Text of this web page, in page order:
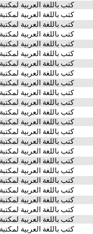
كتب باللغة العربية
كتب باللغة العربية
كتب باللغة العربية
كتب باللغة العربية
كتب باللغة العربية
كتب باللغة العربية
كتب باللغة العربية
كتب باللغة العربية
كتب باللغة العربية
كتب باللغة العربية
كتب باللغة العربية
كتب باللغة العربية
كتب باللغة العربية
كتب باللغة العربية
كتب باللغة العربية
كتب باللغة العربية
كتب باللغة العربية
كتب باللغة العربية
كتب باللغة العربية
كتب باللغة العربية
كتب باللغة العربية
كتب باللغة العربية
كتب باللغة العربية
كتب باللغة العربية